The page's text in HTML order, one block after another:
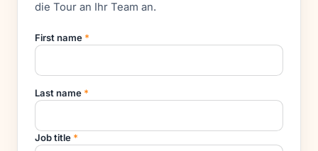
die Tour an Ihr Team an.
First name *
Last name *
Job title *